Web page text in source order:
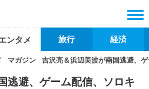
ンタメ 旅行 経済
マガジン 吉沢亮＆浜辺美波が南国逃避、
逃避、ゲーム配信、ソロキ